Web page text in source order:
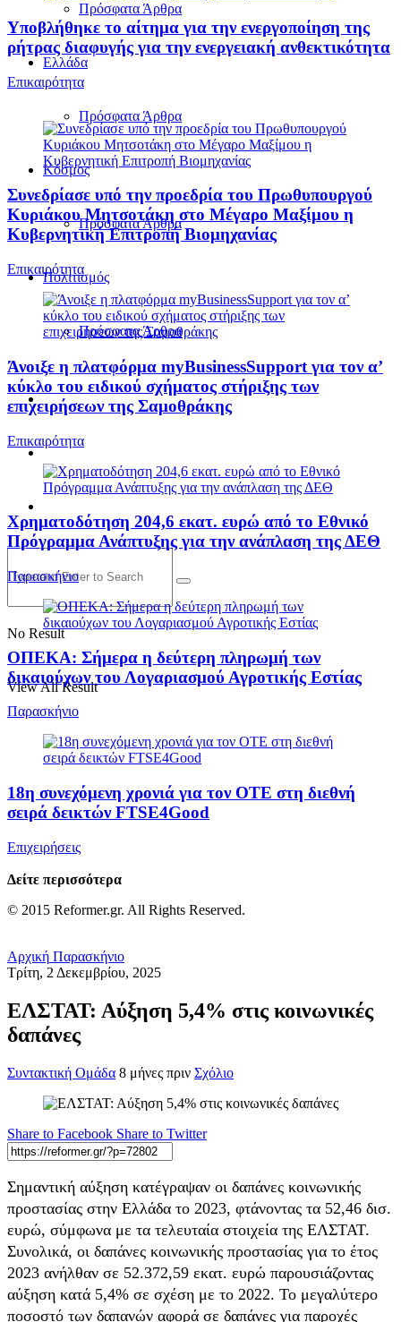
Πρόσφατα Άρθρα
Ελλάδα
Πρόσφατα Άρθρα
Κόσμος
Πρόσφατα Άρθρα
Πολιτισμός
Πρόσφατα Άρθρα
No Result
View All Result
Υποβλήθηκε το αίτημα για την ενεργοποίηση της
ρήτρας διαφυγής για την ενεργειακή ανθεκτικότητα
Επικαιρότητα
Συνεδρίασε υπό την προεδρία του Πρωθυπουργού
Κυριάκου Μητσοτάκη στο Μέγαρο Μαξίμου η
Κυβερνητική Επιτροπή Βιομηχανίας
Επικαιρότητα
Άνοιξε η πλατφόρμα myBusinessSupport για τον α’
κύκλο του ειδικού σχήματος στήριξης των
επιχειρήσεων της Σαμοθράκης
Επικαιρότητα
Χρηματοδότηση 204,6 εκατ. ευρώ από το Εθνικό
Πρόγραμμα Ανάπτυξης για την ανάπλαση της ΔΕΘ
Παρασκήνιο
ΟΠΕΚΑ: Σήμερα η δεύτερη πληρωμή των
δικαιούχων του Λογαριασμού Αγροτικής Εστίας
Παρασκήνιο
18η συνεχόμενη χρονιά για τον ΟΤΕ στη διεθνή
σειρά δεικτών FTSE4Good
Επιχειρήσεις
Δείτε περισσότερα
© 2015 Reformer.gr. All Rights Reserved.
Αρχική Παρασκήνιο
Τρίτη, 2 Δεκεμβρίου, 2025
ΕΛΣΤΑΤ: Αύξηση 5,4% στις κοινωνικές
δαπάνες
Συντακτική Ομάδα 8 μήνες πριν Σχόλιο
Share to Facebook Share to Twitter
Σημαντική αύξηση κατέγραψαν οι δαπάνες κοινωνικής
προστασίας στην Ελλάδα το 2023, φτάνοντας τα 52,46 δισ.
ευρώ, σύμφωνα με τα τελευταία στοιχεία της ΕΛΣΤΑΤ.
Συνολικά, οι δαπάνες κοινωνικής προστασίας για το έτος
2023 ανήλθαν σε 52.372,59 εκατ. ευρώ παρουσιάζοντας
αύξηση κατά 5,4% σε σχέση με το 2022. Το μεγαλύτερο
ποσοστό των δαπανών αφορά σε δαπάνες για παροχές